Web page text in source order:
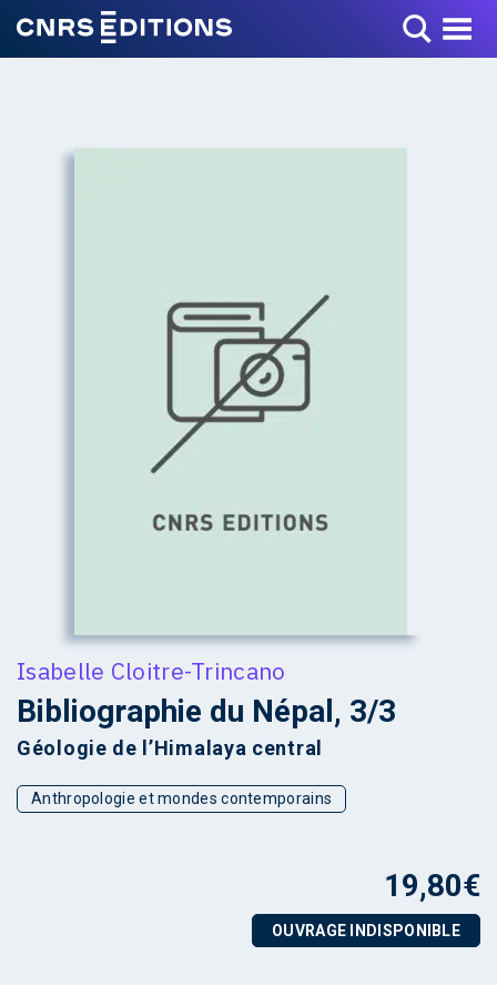
Toggle Menu
Isabelle Cloitre-Trincano
Bibliographie du Népal, 3/3
Géologie de l’Himalaya central
Anthropologie et mondes contemporains
19,80€
OUVRAGE INDISPONIBLE